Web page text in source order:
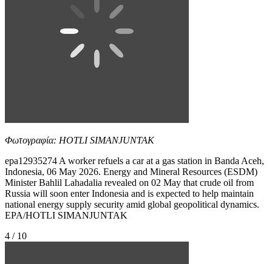
Φωτογραφία: HOTLI SIMANJUNTAK
epa12935274 A worker refuels a car at a gas station in Banda Aceh,
Indonesia, 06 May 2026. Energy and Mineral Resources (ESDM)
Minister Bahlil Lahadalia revealed on 02 May that crude oil from
Russia will soon enter Indonesia and is expected to help maintain
national energy supply security amid global geopolitical dynamics.
EPA/HOTLI SIMANJUNTAK
4 / 10